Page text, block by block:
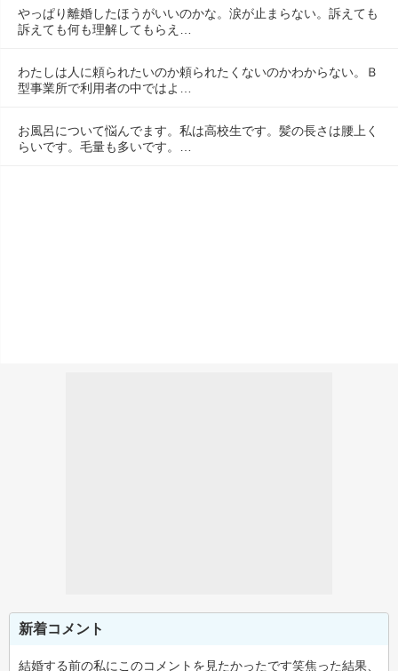
やっぱり離婚したほうがいいのかな。涙が止まらない。訴えても
訴えても何も理解してもらえ…
わたしは人に頼られたいのか頼られたくないのかわからない。Ｂ
型事業所で利用者の中ではよ…
お風呂について悩んでます。私は高校生です。髪の長さは腰上く
らいです。毛量も多いです。…
新着コメント
結婚する前の私にこのコメントを見たかったです笑焦った結果、